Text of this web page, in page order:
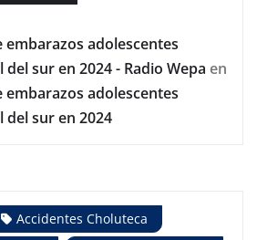
embarazos adolescentes
sur en 2024 - Radio Wepa en
embarazos adolescentes
sur en 2024
Accidentes Choluteca